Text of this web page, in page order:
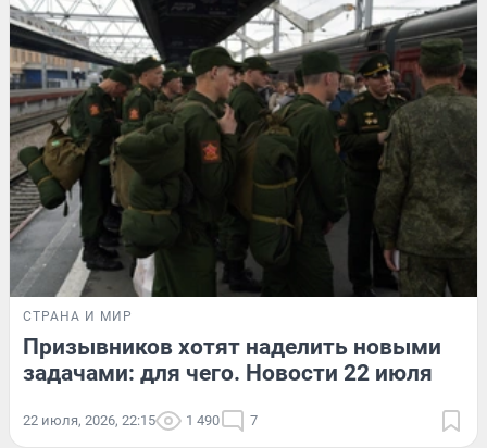
СТРАНА И МИР
Призывников хотят наделить новыми
задачами: для чего. Новости 22 июля
22 июля, 2026, 22:15 1 490 7